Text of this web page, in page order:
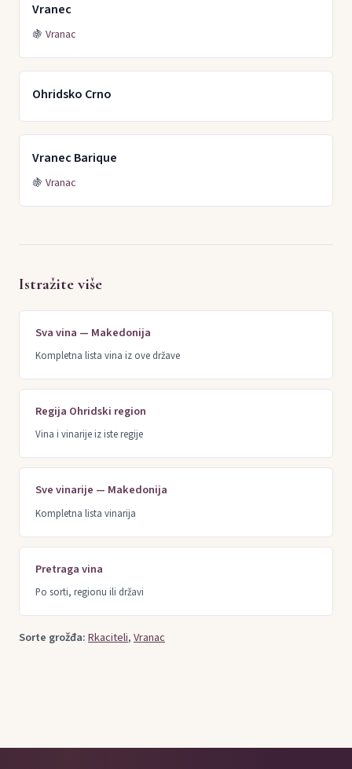
Vranec
🍇 Vranac
Ohridsko Crno
Vranec Barique
🍇 Vranac
Istražite više
Sva vina — Makedonija
Kompletna lista vina iz ove države
Regija Ohridski region
Vina i vinarije iz iste regije
Sve vinarije — Makedonija
Kompletna lista vinarija
Pretraga vina
Po sorti, regionu ili državi
Sorte grožđa:Rkaciteli,Vranac